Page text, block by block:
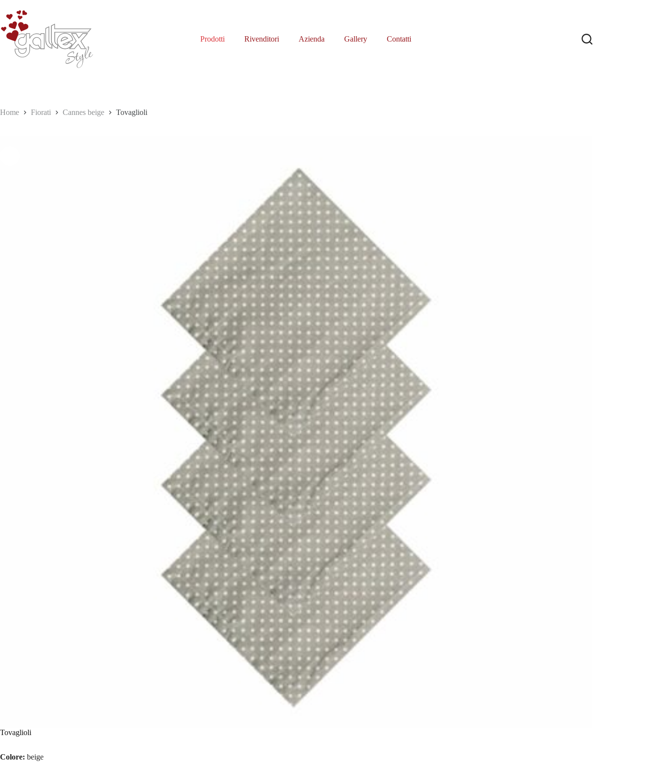
contenuto
Prodotti Rivenditori Azienda Gallery Contatti
Home Fiorati Cannes beige Tovaglioli
Tovaglioli
Colore: beige